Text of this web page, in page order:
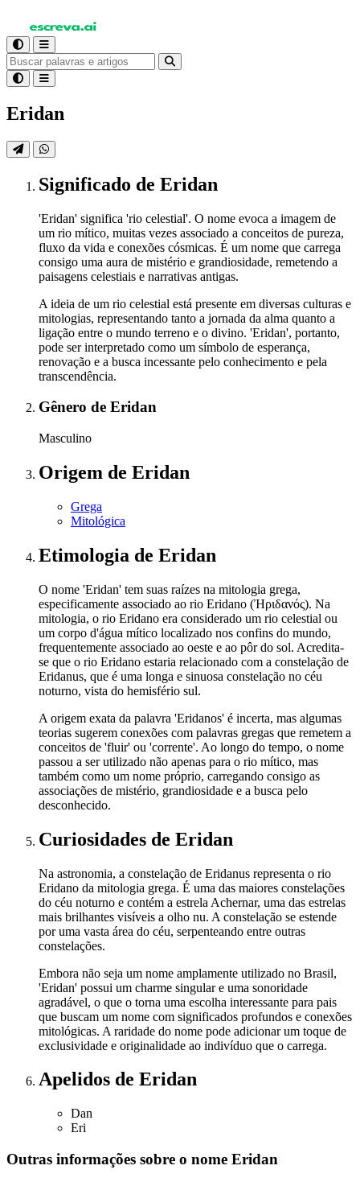
Eridan
Significado de Eridan
'Eridan' significa 'rio celestial'. O nome evoca a imagem de
um rio mítico, muitas vezes associado a conceitos de pureza,
fluxo da vida e conexões cósmicas. É um nome que carrega
consigo uma aura de mistério e grandiosidade, remetendo a
paisagens celestiais e narrativas antigas.
A ideia de um rio celestial está presente em diversas culturas e
mitologias, representando tanto a jornada da alma quanto a
ligação entre o mundo terreno e o divino. 'Eridan', portanto,
pode ser interpretado como um símbolo de esperança,
renovação e a busca incessante pelo conhecimento e pela
transcendência.
Gênero de Eridan
Masculino
Origem de Eridan
Grega
Mitológica
Etimologia de Eridan
O nome 'Eridan' tem suas raízes na mitologia grega,
especificamente associado ao rio Eridano (Ἠριδανός). Na
mitologia, o rio Eridano era considerado um rio celestial ou
um corpo d'água mítico localizado nos confins do mundo,
frequentemente associado ao oeste e ao pôr do sol. Acredita-
se que o rio Eridano estaria relacionado com a constelação de
Eridanus, que é uma longa e sinuosa constelação no céu
noturno, vista do hemisfério sul.
A origem exata da palavra 'Eridanos' é incerta, mas algumas
teorias sugerem conexões com palavras gregas que remetem a
conceitos de 'fluir' ou 'corrente'. Ao longo do tempo, o nome
passou a ser utilizado não apenas para o rio mítico, mas
também como um nome próprio, carregando consigo as
associações de mistério, grandiosidade e a busca pelo
desconhecido.
Curiosidades de Eridan
Na astronomia, a constelação de Eridanus representa o rio
Eridano da mitologia grega. É uma das maiores constelações
do céu noturno e contém a estrela Achernar, uma das estrelas
mais brilhantes visíveis a olho nu. A constelação se estende
por uma vasta área do céu, serpenteando entre outras
constelações.
Embora não seja um nome amplamente utilizado no Brasil,
'Eridan' possui um charme singular e uma sonoridade
agradável, o que o torna uma escolha interessante para pais
que buscam um nome com significados profundos e conexões
mitológicas. A raridade do nome pode adicionar um toque de
exclusividade e originalidade ao indivíduo que o carrega.
Apelidos de Eridan
Dan
Eri
Outras informações sobre o nome Eridan